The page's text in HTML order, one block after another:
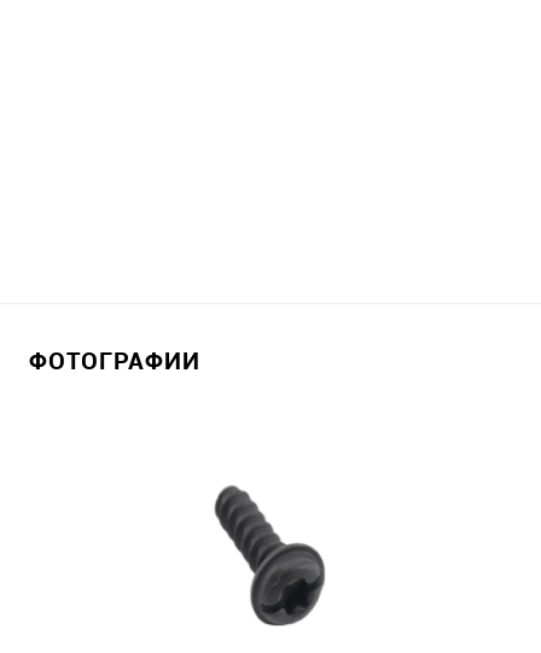
ФОТОГРАФИИ